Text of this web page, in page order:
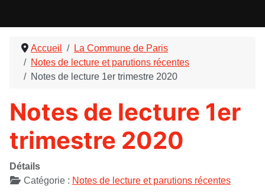
Accueil
La Commune de Paris
Notes de lecture et parutions récentes
Notes de lecture 1er trimestre 2020
Notes de lecture 1er
trimestre 2020
Détails
Catégorie : Notes de lecture et parutions récentes